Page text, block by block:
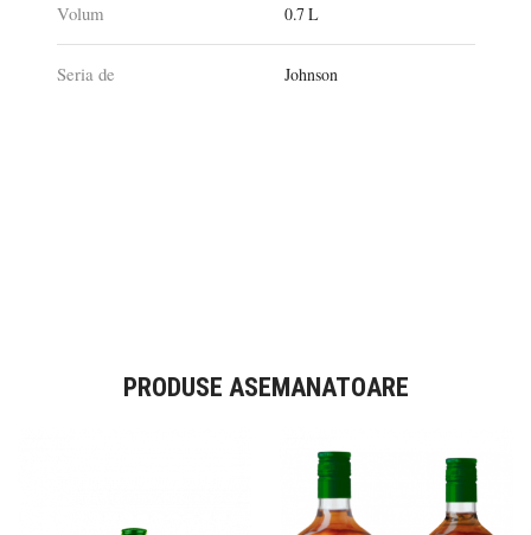
Volum 0.7 L
Seria de Johnson
PRODUSE ASEMANATOARE